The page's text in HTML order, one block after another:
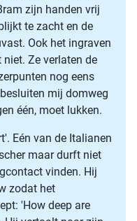
zijn handen vrij
te zacht en de
Ook het ingraven
Ze verlaten de
nog eens
mij domweg
één, moet lukken.
Eén van de Italianen
maar durft niet
vinden. Hij
zodat het
'How deep are